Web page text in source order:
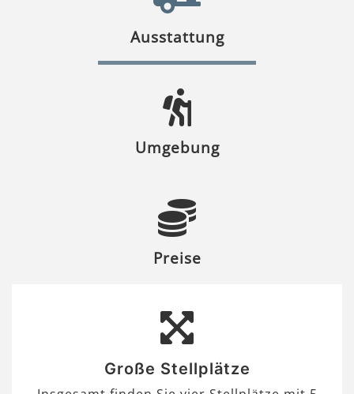
Ausstattung
Umgebung
Preise
Große Stellplätze